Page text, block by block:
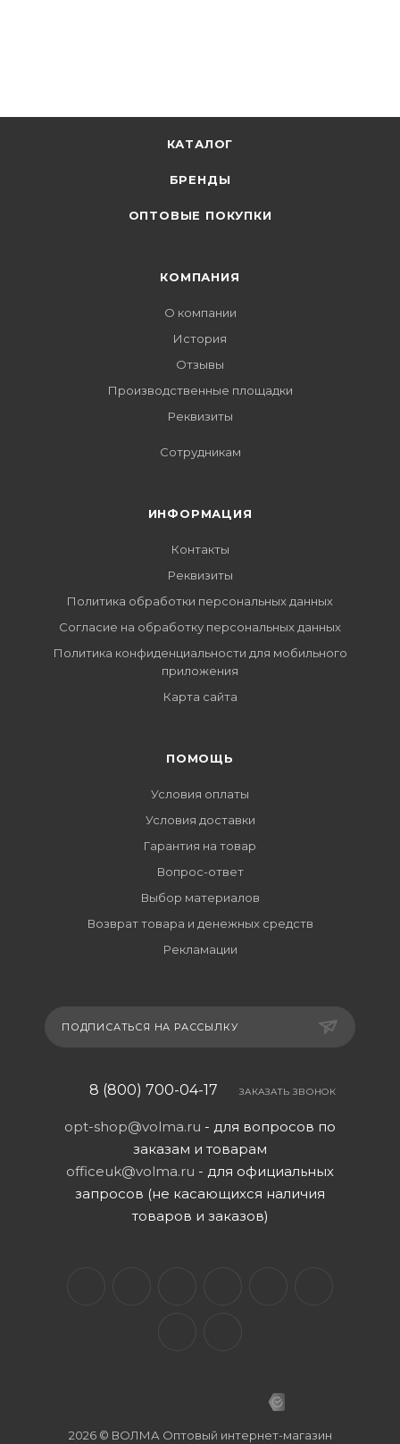
КАТАЛОГ
БРЕНДЫ
ОПТОВЫЕ ПОКУПКИ
КОМПАНИЯ
О компании
История
Отзывы
Производственные площадки
Реквизиты
Сотрудникам
ИНФОРМАЦИЯ
Контакты
Реквизиты
Политика обработки персональных данных
Согласие на обработку персональных данных
Политика конфиденциальности для мобильного
приложения
Карта сайта
ПОМОЩЬ
Условия оплаты
Условия доставки
Гарантия на товар
Вопрос-ответ
Выбор материалов
Возврат товара и денежных средств
Рекламации
ПОДПИСАТЬСЯ НА РАССЫЛКУ
8 (800) 700-04-17 ЗАКАЗАТЬ ЗВОНОК
opt-shop@volma.ru - для вопросов по
заказам и товарам
officeuk@volma.ru - для официальных
запросов (не касающихся наличия
товаров и заказов)
2026 © ВОЛМА Оптовый интернет-магазин